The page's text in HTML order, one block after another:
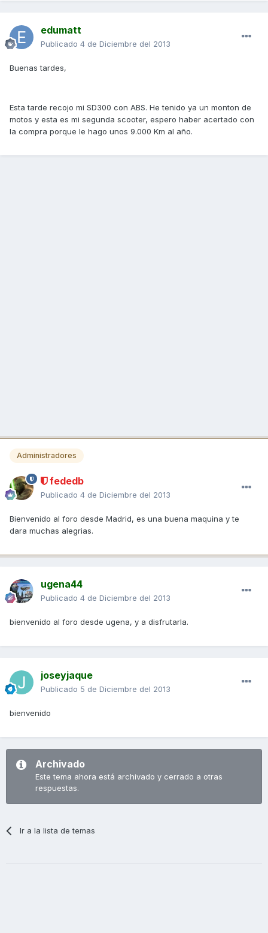
edumatt
Publicado 4 de Diciembre del 2013
Buenas tardes,
Esta tarde recojo mi SD300 con ABS. He tenido ya un monton de
motos y esta es mi segunda scooter, espero haber acertado con
la compra porque le hago unos 9.000 Km al año.
Administradores
fededb
Publicado 4 de Diciembre del 2013
Bienvenido al foro desde Madrid, es una buena maquina y te
dara muchas alegrias.
ugena44
Publicado 4 de Diciembre del 2013
bienvenido al foro desde ugena, y a disfrutarla.
joseyjaque
Publicado 5 de Diciembre del 2013
bienvenido
Archivado
Este tema ahora está archivado y cerrado a otras
respuestas.
Ir a la lista de temas